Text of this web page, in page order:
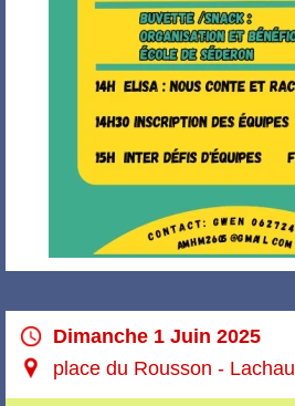
Dimanche 1 Juin 2025
place du Rousson - Lachau